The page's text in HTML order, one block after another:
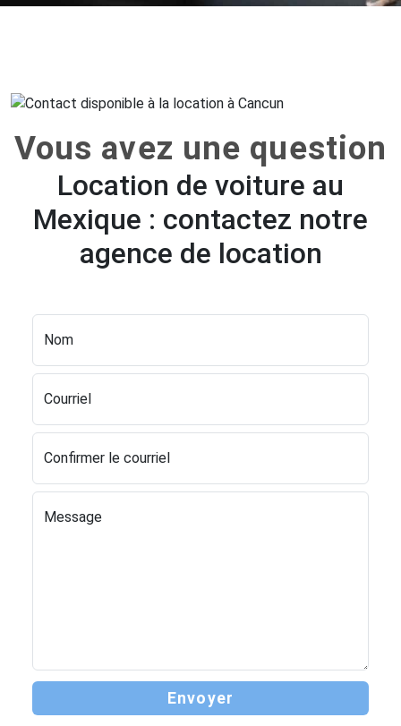
Vous avez une question
Location de voiture au
Mexique : contactez notre
agence de location
Nom
Courriel
Confirmer le courriel
Message